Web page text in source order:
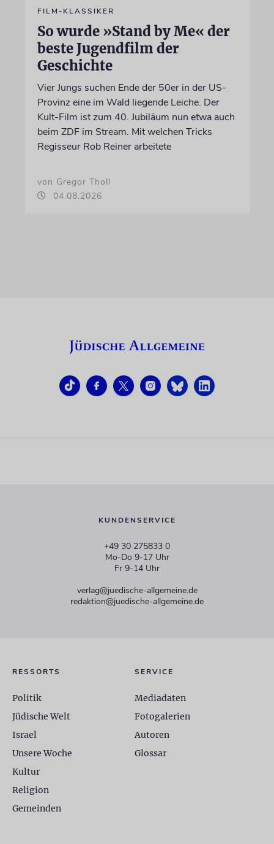
FILM-KLASSIKER
So wurde »Stand by Me« der
beste Jugendfilm der
Geschichte
Vier Jungs suchen Ende der 50er in der US-
Provinz eine im Wald liegende Leiche. Der
Kult-Film ist zum 40. Jubiläum nun etwa auch
beim ZDF im Stream. Mit welchen Tricks
Regisseur Rob Reiner arbeitete
von Gregor Tholl
04.08.2026
KUNDENSERVICE
+49 30 275833 0
Mo-Do 9-17 Uhr
Fr 9-14 Uhr
verlag@juedische-allgemeine.de
redaktion@juedische-allgemeine.de
RESSORTS
Politik
Jüdische Welt
Israel
Unsere Woche
Kultur
Religion
Gemeinden
SERVICE
Mediadaten
Fotogalerien
Autoren
Glossar